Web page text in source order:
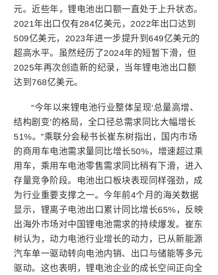
元。近些年，锂电池出口额一直处于上升状态。
2021年出口仅有284亿美元，2022年出口达到
509亿美元，2023年进一步提升到649亿美元的
超高水平。虽然经历了2024年的短暂下滑，但
2025年再次创造新的纪录，当年锂电池出口额
达到768亿美元。
“今年以来锂电池行业整体呈现‘总量高增、
结构剧变’的格局，全口径总需求同比大幅增长
51%。”乘联分会秘书长崔东树指出，国内市场
的商用车电池需求量同比增长50%，增速超过乘
用车，乘用车电池零售需求同比稍有下滑，进入
存量竞争阶段。电池出口板块表现同样强劲，成
为行业重要支撑之一。今年前4个月的海关数据
显示，锂离子电池出口累计同比增长65%，反映
出海外市场对中国锂电池需求的持续爆发。崔东
树认为，动力电池行业增长的动力，已从新能源
汽车单一驱动转向电池内销、出口与储能等多元
驱动。这也表明，锂电池企业的成长空间正向全